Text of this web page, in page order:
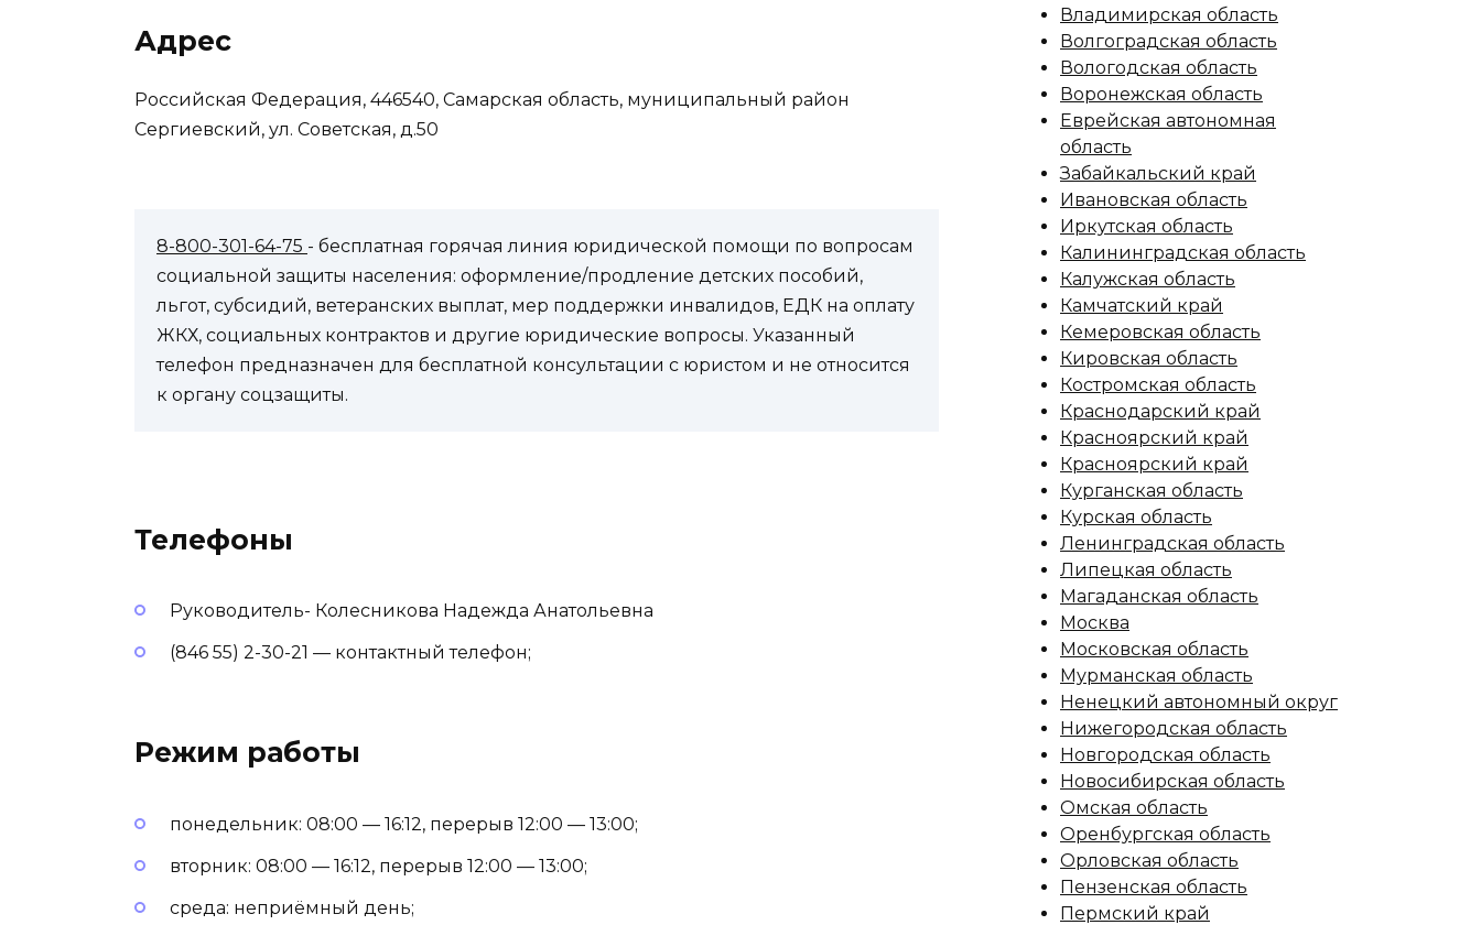
Адрес
Российская Федерация, 446540, Самарская область, муниципальный район
Сергиевский, ул. Советская, д.50
8-800-301-64-75 - бесплатная горячая линия юридической помощи по вопросам
социальной защиты населения: оформление/продление детских пособий,
льгот, субсидий, ветеранских выплат, мер поддержки инвалидов, ЕДК на оплату
ЖКХ, социальных контрактов и другие юридические вопросы. Указанный
телефон предназначен для бесплатной консультации с юристом и не относится
к органу соцзащиты.
Телефоны
Руководитель- Колесникова Надежда Анатольевна
(846 55) 2-30-21 — контактный телефон;
Режим работы
понедельник: 08:00 — 16:12, перерыв 12:00 — 13:00;
вторник: 08:00 — 16:12, перерыв 12:00 — 13:00;
среда: неприёмный день;
Владимирская область
Волгоградская область
Вологодская область
Воронежская область
Еврейская автономная
область
Забайкальский край
Ивановская область
Иркутская область
Калининградская область
Калужская область
Камчатский край
Кемеровская область
Кировская область
Костромская область
Краснодарский край
Красноярский край
Красноярский край
Курганская область
Курская область
Ленинградская область
Липецкая область
Магаданская область
Москва
Московская область
Мурманская область
Ненецкий автономный округ
Нижегородская область
Новгородская область
Новосибирская область
Омская область
Оренбургская область
Орловская область
Пензенская область
Пермский край